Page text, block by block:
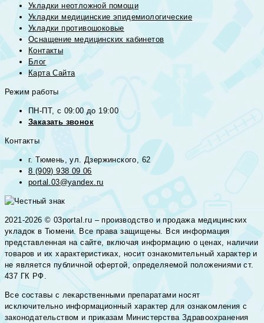
Укладки неотложной помощи
Укладки медицинские эпидемиологические
Укладки противошоковые
Оснащение медицинских кабинетов
Контакты
Блог
Карта Сайта
Режим работы
ПН-ПТ, с 09:00 до 19:00
Заказать звонок
Контакты
г. Тюмень, ул. Дзержинского, 62
8 (909) 938 09 06
portal.03@yandex.ru
2021-2026 © 03portal.ru – производство и продажа медицинских
укладок в Тюмени. Все права защищены. Вся информация
представленная на сайте, включая информацию о ценах, наличии
товаров и их характеристиках, носит ознакомительный характер и
не является публичной офертой, определяемой положениями ст.
437 ГК РФ.
Все составы с лекарственными препаратами носят
исключительно информационный характер для ознакомления с
законодательством и приказам Министерства Здравоохранения